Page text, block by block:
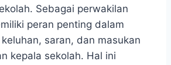
Sebagai perwakilan
peran penting dalam
saran, dan masukan
kepala sekolah. Hal ini